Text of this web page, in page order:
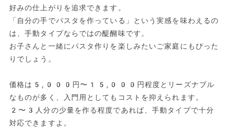
好みの仕上がりを追求できます。
「自分の手でパスタを作っている」という実感を味わえるの
は、手動タイプならではの醍醐味です。
お子さんと一緒にパスタ作りを楽しみたいご家庭にもぴった
りでしょう。
価格は5,000円〜15,000円程度とリーズナブル
なものが多く、入門用としてもコストを抑えられます。
2〜3人分の少量を作る程度であれば、手動タイプで十分
対応できますよ。